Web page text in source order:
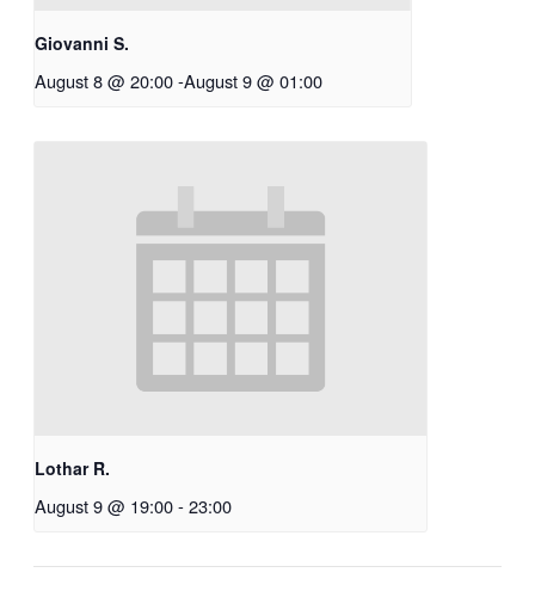
Giovanni S.
August 8 @ 20:00-August 9 @ 01:00
Lothar R.
August 9 @ 19:00-23:00